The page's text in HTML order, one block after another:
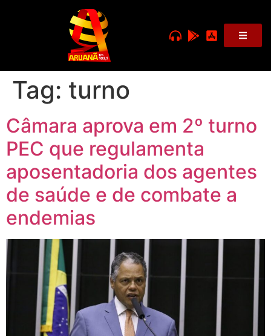
Tag: turno
Câmara aprova em 2º turno
PEC que regulamenta
aposentadoria dos agentes
de saúde e de combate a
endemias